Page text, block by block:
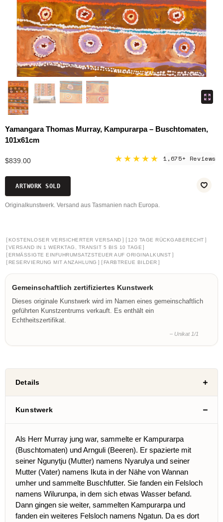
Yamangara Thomas Murray, Kampurarpa – Buschtomaten,
101x61cm
$839.00 ★★★★★ 1,675+ Reviews
ARTWORK SOLD
Originalkunstwerk. Versand aus Tasmanien nach Europa.
[ KOSTENLOSER VERSICHERTER VERSAND ] [ 120 TAGE RÜCKGABERECHT ]
[VERSAND IN 1 WERKTAG, TRANSIT 5 BIS 10 TAGE ]
[ ERMÄSSIGTE EINFUHRUMSATZSTEUER AUF ORIGINALKUNST
]
[ RESERVIERUNG MIT ANZAHLUNG ] [ FARBTREUE BILDER ]
Gemeinschaftlich zertifiziertes Kunstwerk
Dieses originale Kunstwerk wird im Namen eines gemeinschaftlich
geführten Kunstzentrums verkauft. Es enthält ein
Echtheitszertifikat.
– Unikat 1/1
Details
Kunstwerk
Als Herr Murray jung war, sammelte er Kampurarpa
(Buschtomaten) und Arnguli (Beeren). Er spazierte mit
seiner Ngunytju (Mutter) namens Nyarulya und seiner
Mutter (Vater) namens Ikuta in der Nähe von Wannan
umher und sammelte Buschfutter. Sie fanden ein Felsloch
namens Wilurunpa, in dem sich etwas Wasser befand.
Dann gingen sie weiter, sammelten Kampurarpa und
fanden ein weiteres Felsloch namens Ngatun. Da es dort